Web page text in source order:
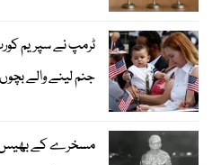
ٹرمپ نے سپریم
جنم لینے والے
مسخرے کے بھیس